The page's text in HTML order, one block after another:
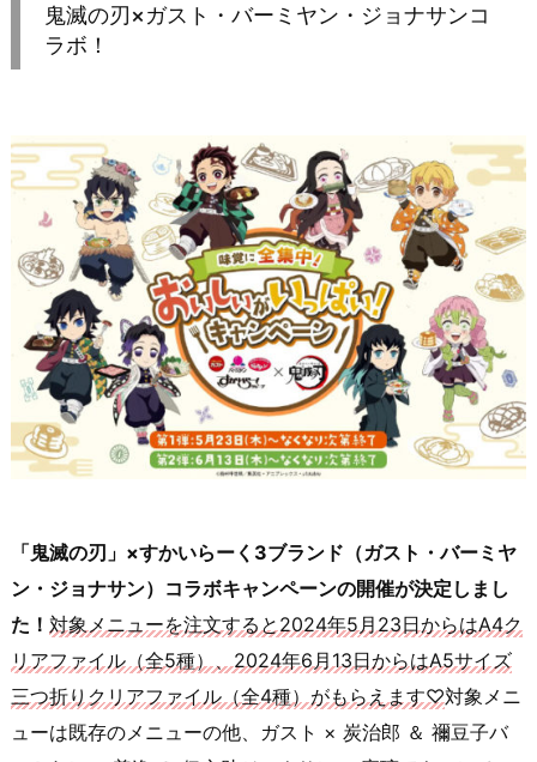
鬼滅の刃×ガスト・バーミヤン・ジョナサンコ
ラボ！
「鬼滅の刃」×すかいらーく3ブランド（ガスト・バーミヤ
ン・ジョナサン）コラボキャンペーンの開催が決定しまし
た！ 対象メニューを注文すると2024年5月23日からはA4ク
リアファイル（全5種）、2024年6月13日からはA5サイズ
三つ折りクリアファイル（全4種）がもらえます♡対象メニ
ューは既存のメニューの他、ガスト × 炭治郎 ＆ 禰豆子バ